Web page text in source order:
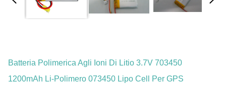
Batteria Polimerica Agli Ioni Di Litio 3.7V 703450
1200mAh Li-Polimero 073450 Lipo Cell Per GPS